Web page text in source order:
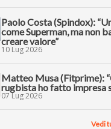
Paolo Costa (Spindox):
come Superman, ma non
creare valore”
10 Lug 2026
Matteo Musa (Fitprime):
rugbista ho fatto impresa
07 Lug 2026
Vedi